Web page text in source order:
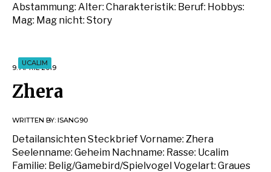
Abstammung: Alter: Charakteristik: Beruf: Hobbys:
Mag: Mag nicht: Story
UCALIM
9. APRIL 2019
Zhera
WRITTEN BY: ISANG90
Detailansichten Steckbrief Vorname: Zhera
Seelenname: Geheim Nachname: Rasse: Ucalim
Familie: Belig/Gamebird/Spielvogel Vogelart: Graues